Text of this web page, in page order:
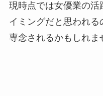
現時点では女優業の活
イミングだと思われ
専念されるかもしれま